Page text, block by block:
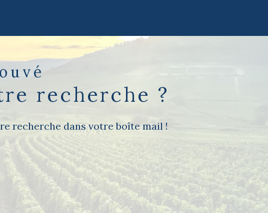
recherche ?
recherche dans votre boîte mail !